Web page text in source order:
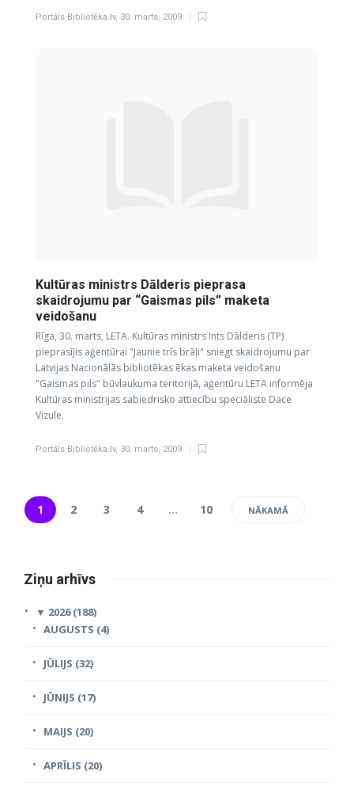
Portāls Bibliotēka.lv, 30. marts, 2009
Kultūras ministrs Dālderis pieprasa
skaidrojumu par “Gaismas pils” maketa
veidošanu
Rīga, 30. marts, LETA. Kultūras ministrs Ints Dālderis (TP)
pieprasījis aģentūrai "Jaunie trīs brāļi" sniegt skaidrojumu par
Latvijas Nacionālās bibliotēkas ēkas maketa veidošanu
"Gaismas pils" būvlaukuma teritorijā, aģentūru LETA informēja
Kultūras ministrijas sabiedrisko attiecību speciāliste Dace
Vizule.
Portāls Bibliotēka.lv, 30. marts, 2009
1 2 3 4 … 10 NĀKAMĀ
Ziņu arhīvs
▼ 2026 (188)
AUGUSTS (4)
JŪLIJS (32)
JŪNIJS (17)
MAIJS (20)
APRĪLIS (20)